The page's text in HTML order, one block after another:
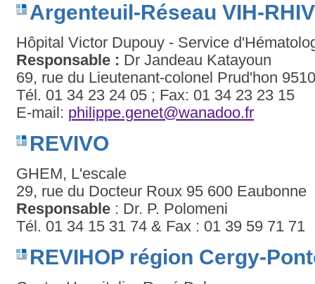
Argenteuil-Réseau VIH-RHIV
Hôpital Victor Dupouy - Service
Responsable : Dr Jandeau Katayoun
69, rue du Lieutenant-colonel Prud'hon
Tél. 01 34 23 24 05 ; Fax: 01 34 23 23 15
E-mail: philippe.genet@wanadoo.fr
REVIVO
GHEM, L'escale
29, rue du Docteur Roux 95 600 Eaubonne
Responsable : Dr. P. Polomeni
Tél. 01 34 15 31 74 & Fax : 01 39 59 71 71
REVIHOP région Cergy-